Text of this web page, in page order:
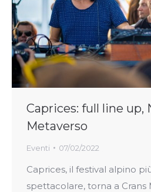
Caprices: full line up,
Metaverso
Eventi 07/02/2022
Caprices, il festival alpino
spettacolare, torna a Crans